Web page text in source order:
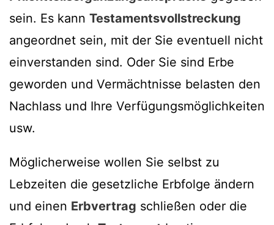
sein. Es kann Testamentsvollstreckung
angeordnet sein, mit der Sie eventuell nicht
einverstanden sind. Oder Sie sind Erbe
geworden und Vermächtnisse belasten den
Nachlass und Ihre Verfügungsmöglichkeiten
usw.
Möglicherweise wollen Sie selbst zu
Lebzeiten die gesetzliche Erbfolge ändern
und einen Erbvertrag schließen oder die